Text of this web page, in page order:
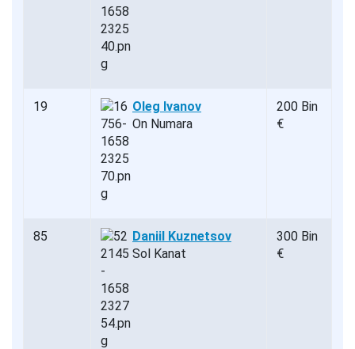
19
Oleg Ivanov
On Numara
200 Bin
€
85
Daniil Kuznetsov
Sol Kanat
300 Bin
€